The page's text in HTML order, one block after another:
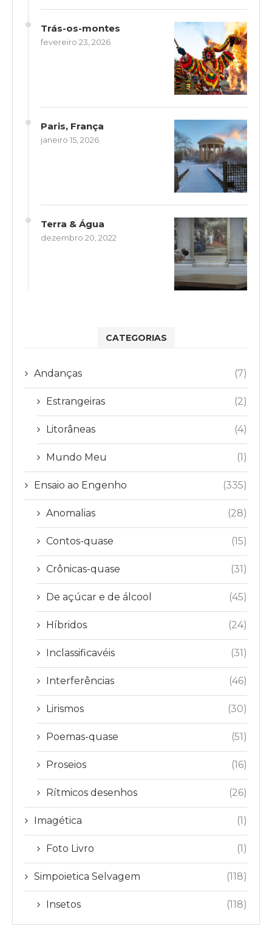
Trás-os-montes
fevereiro 23, 2026
Paris, França
janeiro 15, 2026
Terra & Água
dezembro 20, 2022
CATEGORIAS
Andanças (7)
Estrangeiras (2)
Litorâneas (4)
Mundo Meu (1)
Ensaio ao Engenho (335)
Anomalias (28)
Contos-quase (15)
Crônicas-quase (31)
De açúcar e de álcool (45)
Híbridos (24)
Inclassificavéis (31)
Interferências (46)
Lirismos (30)
Poemas-quase (51)
Proseios (16)
Rítmicos desenhos (26)
Imagética (1)
Foto Livro (1)
Simpoietica Selvagem (118)
Insetos (118)